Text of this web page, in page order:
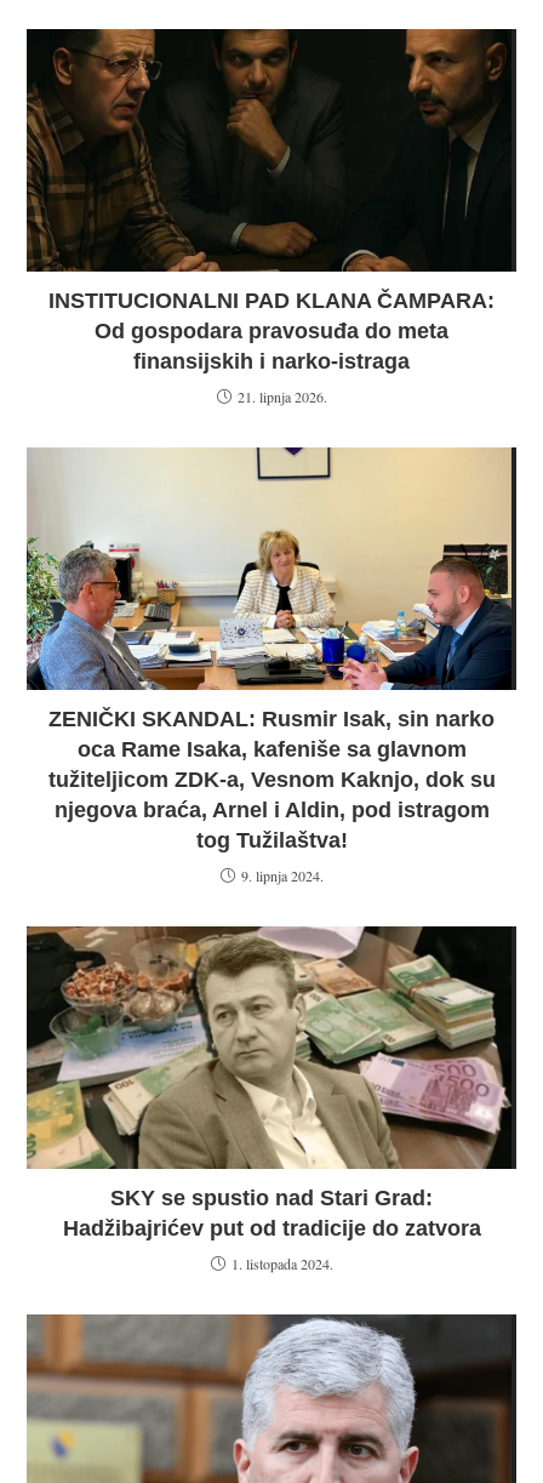
INSTITUCIONALNI PAD KLANA ČAMPARA:
Od gospodara pravosuđa do meta
finansijskih i narko-istraga
21. lipnja 2026.
ZENIČKI SKANDAL: Rusmir Isak, sin narko
oca Rame Isaka, kafeniše sa glavnom
tužiteljicom ZDK-a, Vesnom Kaknjo, dok su
njegova braća, Arnel i Aldin, pod istragom
tog Tužilaštva!
9. lipnja 2024.
SKY se spustio nad Stari Grad:
Hadžibajrićev put od tradicije do zatvora
1. listopada 2024.